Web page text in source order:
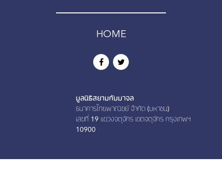
HOME
มูลนิธิสยามกัมมาจล
ธนาคารไทยพาณิชย์ จำกัด (มหาชน)
เลขที่ 19 เเขวงจตุจักร เขตจตุจักร กรุงเทพฯ
10900